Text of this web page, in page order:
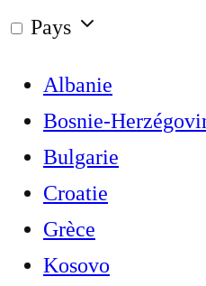
Pays
Albanie
Bosnie-
Bulgarie
Croatie
Grèce
Kosovo